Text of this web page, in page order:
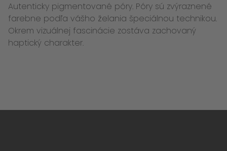
Autenticky pigmentované póry. Póry sú zvýraznené
farebne podľa vášho želania špeciálnou technikou.
Okrem vizuálnej fascinácie zostáva zachovaný
haptický charakter.